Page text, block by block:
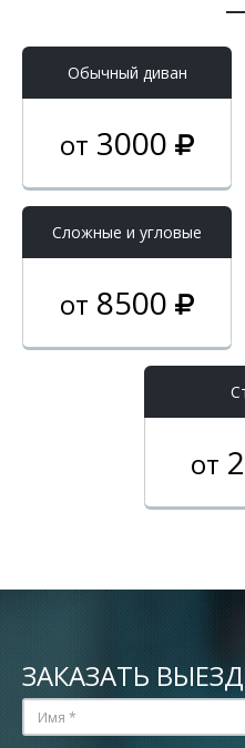
Обычный диван
от 3000
Cложные и угловые
от 8500
от
ЗАКАЗАТЬ